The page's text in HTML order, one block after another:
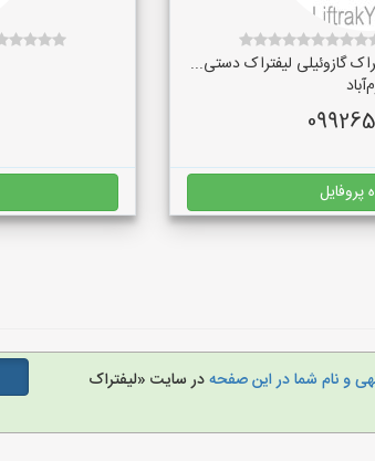
گازوئیلی لیفتراک دستی...
و نام شما در این صفحهدر سایت «لیفتراک